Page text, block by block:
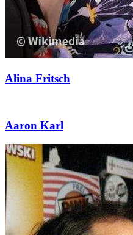
Alina Fritsch
Aaron Karl